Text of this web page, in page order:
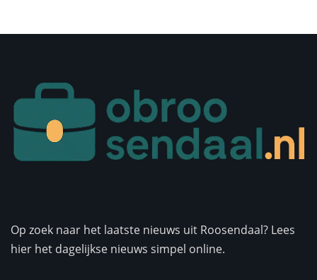
Op zoek naar het laatste nieuws uit Roosendaal? Lees
hier het dagelijkse nieuws simpel online.